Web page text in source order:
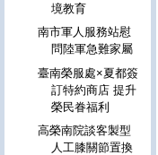
境教育
南市軍人服務站慰
問陸軍急難家屬
臺南榮服處×夏都簽
訂特約商店 提升
榮民眷福利
高榮南院談客製型
人工膝關節置換